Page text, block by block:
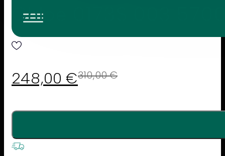
Chloé 0173S 003
310,00€
248,00 €